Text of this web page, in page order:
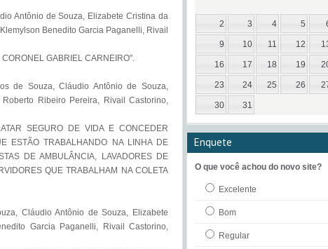
Antônio de Souza, Elizabete Cristina da
Benedito Garcia Paganelli, Rivail
GABRIEL CARNEIRO".
de Souza, Cláudio Antônio de Souza,
Ribeiro Pereira, Rivail Castorino,
SEGURO DE VIDA E CONCEDER
ESTÃO TRABALHANDO NA LINHA DE
DE AMBULÂNCIA, LAVADORES DE
QUE TRABALHAM NA COLETA
Cláudio Antônio de Souza, Elizabete
Garcia Paganelli, Rivail Castorino,
2 3 4 5
9 10 11 12
16 17 18 19
23 24 25 26
30 31
Enquete
O que você achou do novo site?
Excelente
Bom
Regular